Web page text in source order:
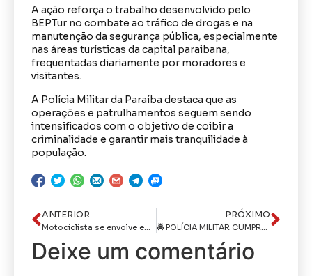
A ação reforça o trabalho desenvolvido pelo
BEPTur no combate ao tráfico de drogas e na
manutenção da segurança pública, especialmente
nas áreas turísticas da capital paraibana,
frequentadas diariamente por moradores e
visitantes.
A Polícia Militar da Paraíba destaca que as
operações e patrulhamentos seguem sendo
intensificados com o objetivo de coibir a
criminalidade e garantir mais tranquilidade à
população.
ANTERIOR PRÓXIMO
Deixe um comentário